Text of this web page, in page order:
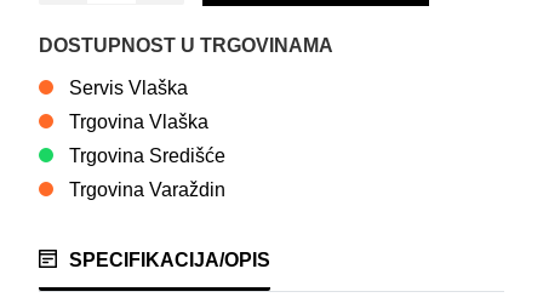
DOSTUPNOST U TRGOVINAMA
Servis Vlaška
Trgovina Vlaška
Trgovina Središće
Trgovina Varaždin
SPECIFIKACIJA/OPIS